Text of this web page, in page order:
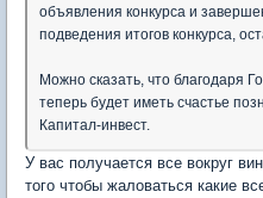
объявления конкурса и
подведения итогов конкурса,
Можно сказать, что благодаря
теперь будет иметь счастье
Капитал-инвест.
У вас получается все вокруг
того чтобы жаловаться какие